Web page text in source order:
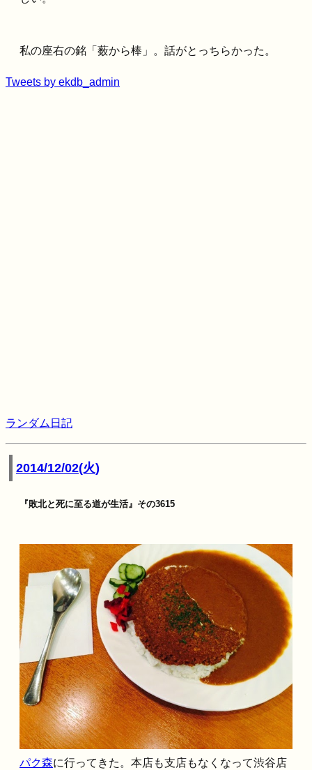
私の座右の銘「薮から棒」。話がとっちらかった。
Tweets by ekdb_admin
ランダム日記
2014/12/02(火)
『敗北と死に至る道が生活』その3615
パク森に行ってきた。本店も支店もなくなって渋谷店